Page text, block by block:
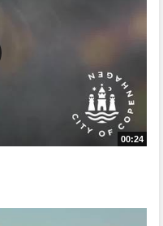
00:24